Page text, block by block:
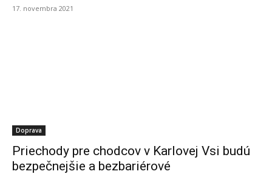
17. novembra 2021
Doprava
Priechody pre chodcov v Karlovej Vsi budú
bezpečnejšie a bezbariérové